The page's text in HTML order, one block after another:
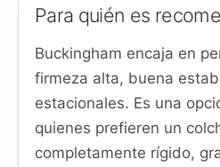
Para quién es
Buckingham encaja en
firmeza alta, buena
estacionales. Es una
quienes prefieren un
completamente rígido,